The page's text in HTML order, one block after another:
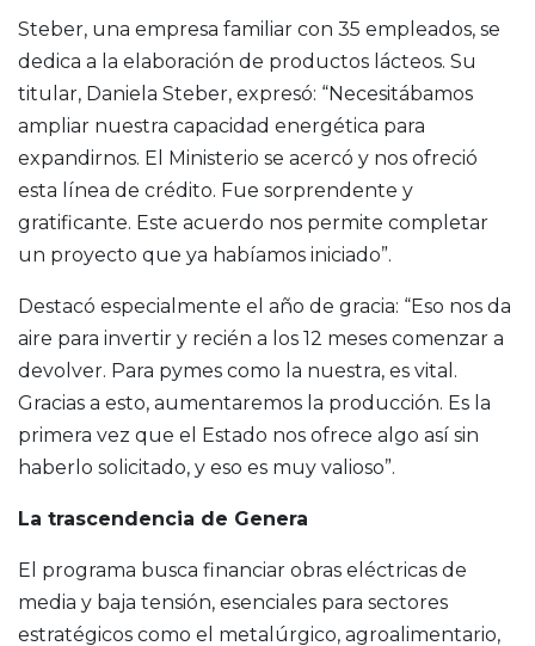
Steber, una empresa familiar con 35 empleados, se
dedica a la elaboración de productos lácteos. Su
titular, Daniela Steber, expresó: “Necesitábamos
ampliar nuestra capacidad energética para
expandirnos. El Ministerio se acercó y nos ofreció
esta línea de crédito. Fue sorprendente y
gratificante. Este acuerdo nos permite completar
un proyecto que ya habíamos iniciado”.
Destacó especialmente el año de gracia: “Eso nos da
aire para invertir y recién a los 12 meses comenzar a
devolver. Para pymes como la nuestra, es vital.
Gracias a esto, aumentaremos la producción. Es la
primera vez que el Estado nos ofrece algo así sin
haberlo solicitado, y eso es muy valioso”.
La trascendencia de Genera
El programa busca financiar obras eléctricas de
media y baja tensión, esenciales para sectores
estratégicos como el metalúrgico, agroalimentario,